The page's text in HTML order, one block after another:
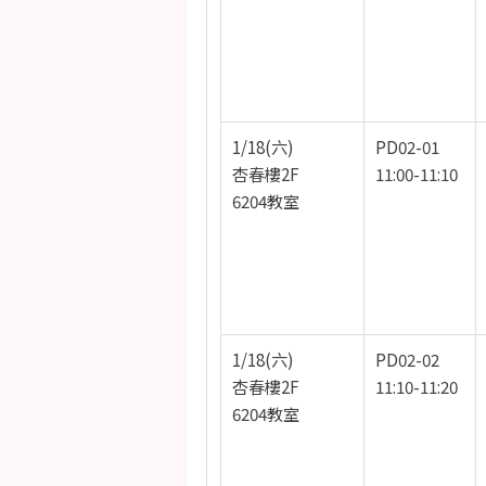
1/18(六)
杏春樓2F
6204教室
PD02-01
11:00-11:10
1/18(六)
杏春樓2F
6204教室
PD02-02
11:10-11:20